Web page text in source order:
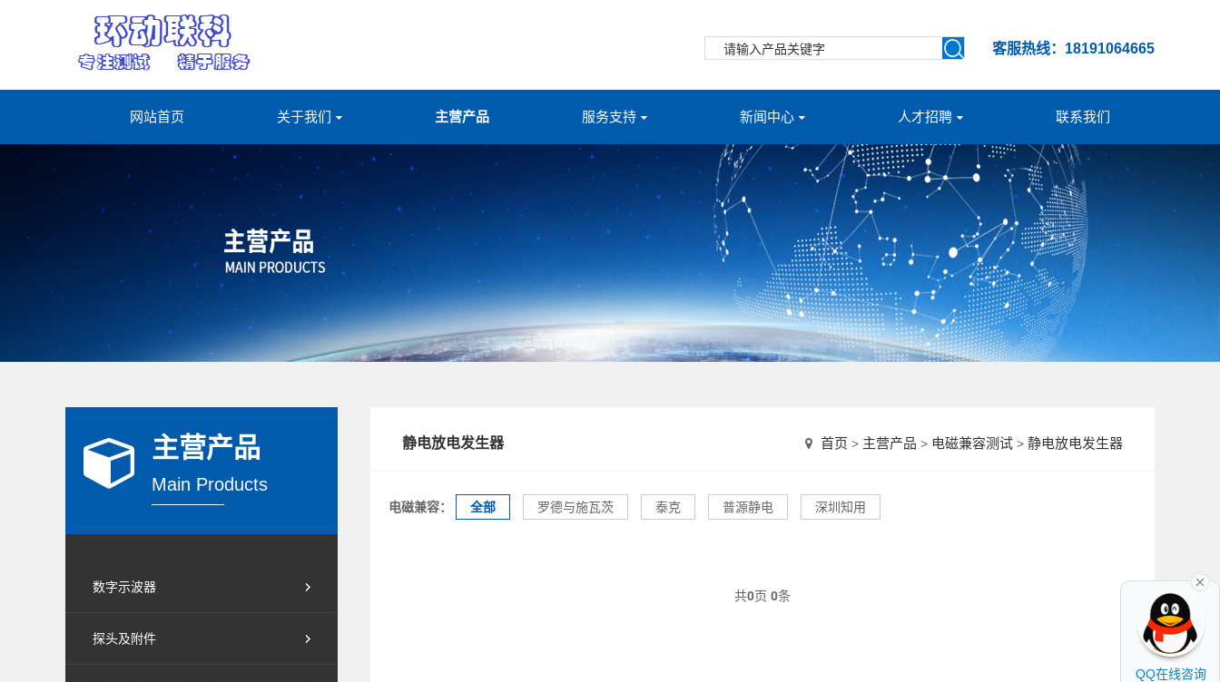
客服热线：18191064665
网站首页 关于我们 主营产品 服务支持 新闻中心 人才招聘 联系我们
主营产品
Main Products
数字示波器
探头及附件
静电放电发生器 首页 > 主营产品 > 电磁兼容测试 > 静电放电发生器
电磁兼容： 全部 罗德与施瓦茨 泰克 普源静电 深圳知用
共0页 0条
QQ在线咨询